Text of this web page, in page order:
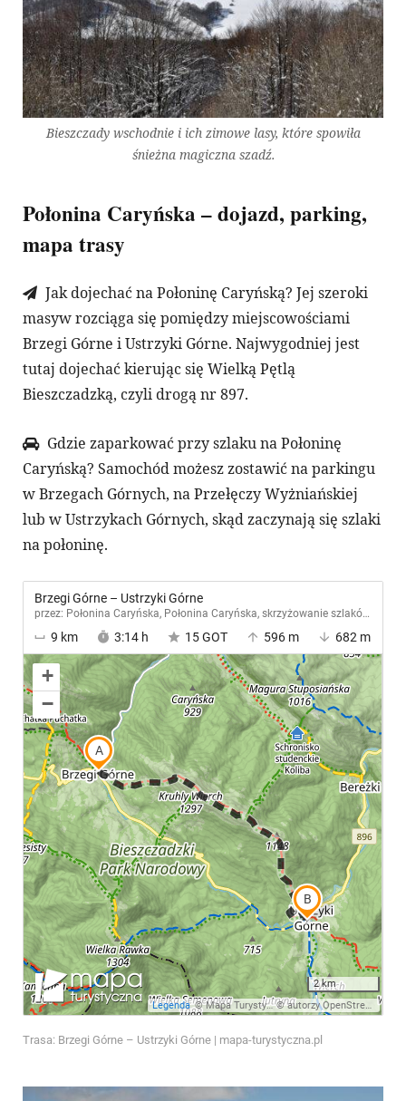
Bieszczady wschodnie i ich zimowe lasy, które spowiła
śnieżna magiczna szadź.
Połonina Caryńska – dojazd, parking,
mapa trasy
Jak dojechać na Połoninę Caryńską? Jej szeroki
masyw rozciąga się pomiędzy miejscowościami
Brzegi Górne i Ustrzyki Górne. Najwygodniej jest
tutaj dojechać kierując się Wielką Pętlą
Bieszczadzką, czyli drogą nr 897.
Gdzie zaparkować przy szlaku na Połoninę
Caryńską? Samochód możesz zostawić na parkingu
w Brzegach Górnych, na Przełęczy Wyżniańskiej
lub w Ustrzykach Górnych, skąd zaczynają się szlaki
na połoninę.
Trasa: Brzegi Górne – Ustrzyki Górne | mapa-turystyczna.pl